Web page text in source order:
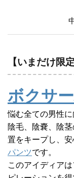
【いまだけ限
ボクサ
悩む全ての男性に
陰毛、陰嚢、陰
置をキープし、
パンツです。
このアイディア